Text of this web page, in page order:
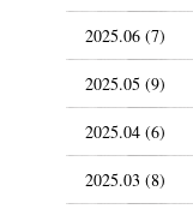
2025.06 (7)
2025.05 (9)
2025.04 (6)
2025.03 (8)